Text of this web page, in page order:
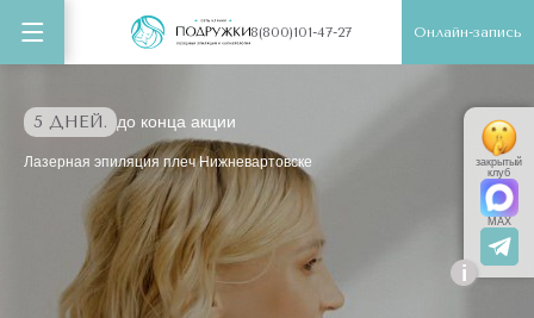
8(800)101-47-27 Онлайн-запись
5 ДНЕЙ. до конца акции
Лазерная эпиляция плеч Нижневартовске
i
закрытый
клуб
MAX